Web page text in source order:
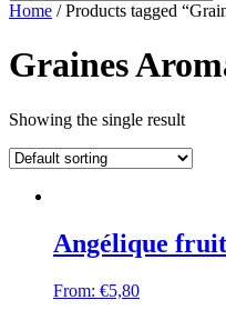
Home / Products tagged
Graines
Showing the single result
Angélique
From: €5,80